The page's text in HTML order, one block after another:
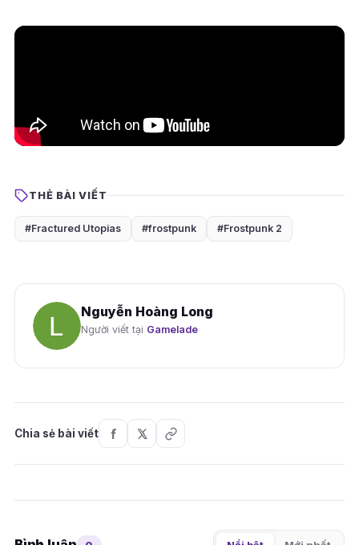
THẺ BÀI VIẾT
#Fractured Utopias #frostpunk #Frostpunk 2
Nguyễn Hoàng Long
Người viết tại Gamelade
Chia sẻ bài viết